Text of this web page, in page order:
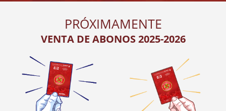
PRÓXIMAMENTE
VENTA DE ABONOS 2025-2026